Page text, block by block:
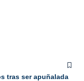
tras ser apuñalada